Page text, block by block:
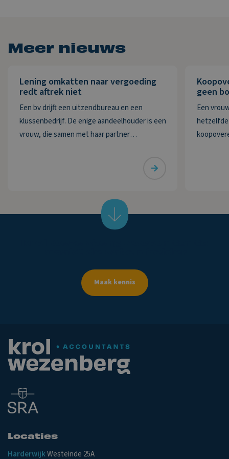
Meer nieuws
Lening omkatten naar vergoeding
redt aftrek niet
Een bv drijft een uitzendbureau en een
klussenbedrijf. De enige aandeelhouder is een
vrouw, die samen met haar partner
geen
Een
hetzelfde
Maak kennis
Locaties
HarderwijkWesteinde 25A